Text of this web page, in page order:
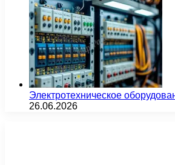
Электротехническое
26.06.2026